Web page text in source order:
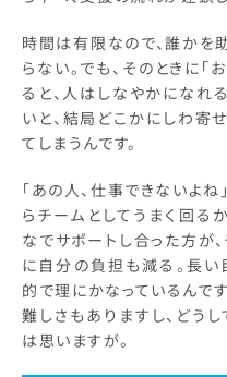
時間は有限なので、誰か
らない。でも、そのときに
ると、人はしなやかになれ
いと、結局どこかにしわ寄
てしまうんです。
「あの人、仕事できないよね
らチームとしてうまく回る
なでサポートし合った方が
に自分の負担も減る。長
的で理にかなっているんで
難しさもありますし、どう
は思いますが。